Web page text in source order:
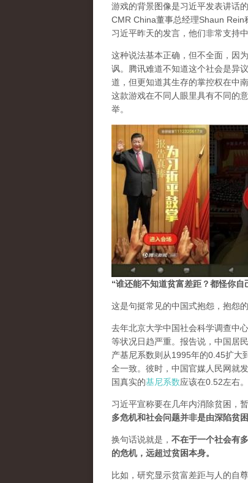
游戏的背景图像是习近平发表讲话
CMR China董事总经理Shaun
习近平昨天的发言，他们非常支持
这种说法基本正确，但不全面，因
讽。腾讯难道不知道这个社会是异
道，但更知道其生存的掌控权在中
这款游戏在不同人眼里具有不同的
举。
“谁还能不知道贫富差距？都怪你自
这是句挺常见的中国式抱怨，抱怨
去年北京大学中国社会科学调查中
等状况日趋严重。报告说，中国居
产基尼系数则从1995年的0.45扩大
全一致。彼时，中国官媒人民网就
国真实的基尼系数应该在0.52左右。
习近平宣称要在几年内消除贫困，
多危机和社会问题并非是由深陷贫
换句话说就是， 不在于一个社会有
的危机，远超过贫困本身。
比如，研究显示贫富差距与人的自